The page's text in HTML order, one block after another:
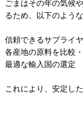
ごまはその年の気候
るため、以下のよう
信頼できるサプライ
各産地の原料を比較
最適な輸入国の選定
これにより、安定し